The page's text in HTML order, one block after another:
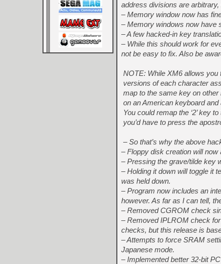
address divisions are
– Memory window now has
– Memory windows now have
– A few hacked-in key
– While this should work for
not be easy to fix. Also be
NOTE: While XM6 allows
versions of each character
map to the same key on other
on an American keyboard
You could remap the ‘2’ key
you’d have to press the
– So that’s why the above
– Floppy disk creation will
– Pressing the grave/tilde key
– Holding it down will toggle it
was held down.
– Program now includes an
however. As far as I can tell,
– Removed CGROM check
– Removed IPLROM check
checks, but this release is
– Attempts to force SRAM
Japanese mode.
– Implemented better 32-bit